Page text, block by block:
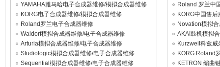
YAMAHA雅马哈电子合成器维修/模拟合成器维修
KORG电子合成器维修/模拟合成器维修
Roland罗兰电子合成器维修
Waldorf模拟合成器维修/电子合成器维修
Arturia模拟合成器维修/电子合成器维修
Studiologic模拟合成器维修/电子合成器维修
Sequential模拟合成器维修/电子合成器维修
Roland 罗兰中
KORG中国售后
Novation模拟
AKAI鼓机模拟
Kurzweil科兹威
KORG Roland
KETRON 编曲